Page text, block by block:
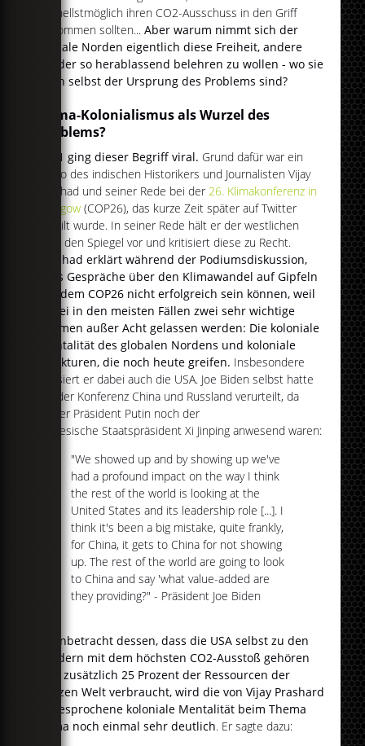
schnellstmöglich ihren CO2-Ausschuss in den Griff
bekommen sollten... Aber warum nimmt sich der
globale Norden eigentlich diese Freiheit, andere
Länder so herablassend belehren zu wollen - wo sie
doch selbst der Ursprung des Problems sind?
Klima-Kolonialismus als Wurzel des
Problems?
2021 ging dieser Begriff viral. Grund dafür war ein
Video des indischen Historikers und Journalisten Vijay
Prashad und seiner Rede bei der 26. Klimakonferenz in
Glasgow (COP26), das kurze Zeit später auf Twitter
geteilt wurde. In seiner Rede hält er der westlichen
Welt den Spiegel vor und kritisiert diese zu Recht.
Prashad erklärt während der Podiumsdiskussion,
dass Gespräche über den Klimawandel auf Gipfeln
wie dem COP26 nicht erfolgreich sein können, weil
dabei in den meisten Fällen zwei sehr wichtige
Themen außer Acht gelassen werden: Die koloniale
Mentalität des globalen Nordens und koloniale
Strukturen, die noch heute greifen. Insbesondere
kritisiert er dabei auch die USA. Joe Biden selbst hatte
bei der Konferenz China und Russland verurteilt, da
weder Präsident Putin noch der
chinesische Staatspräsident Xi Jinping anwesend waren:
"We showed up and by showing up we've
had a profound impact on the way I think
the rest of the world is looking at the
United States and its leadership role [...]. I
think it's been a big mistake, quite frankly,
for China, it gets to China for not showing
up. The rest of the world are going to look
to China and say 'what value-added are
they providing?" - Präsident Joe Biden
In Anbetracht dessen, dass die USA selbst zu den
Ländern mit dem höchsten CO2-Ausstoß gehören
und zusätzlich 25 Prozent der Ressourcen der
ganzen Welt verbraucht, wird die von Vijay Prashard
angesprochene koloniale Mentalität beim Thema
Klima noch einmal sehr deutlich. Er sagte dazu: